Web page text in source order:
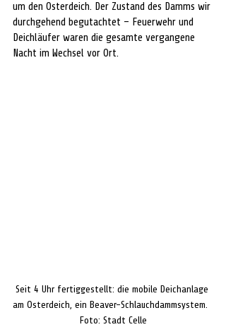
um den Osterdeich. Der Zustand des Damms wir
durchgehend begutachtet – Feuerwehr und
Deichläufer waren die gesamte vergangene
Nacht im Wechsel vor Ort.
Seit 4 Uhr fertiggestellt: die mobile Deichanlage
am Osterdeich, ein Beaver-Schlauchdammsystem.
Foto: Stadt Celle